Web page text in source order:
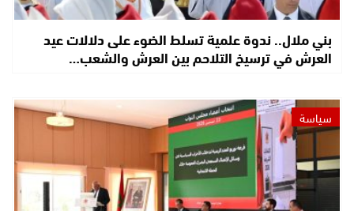
بني ملال.. ندوة علمية تسلط الضوء على دلالات عيد
العرش في ترسيخ التلاحم بين العرش والشعب…
سياسة